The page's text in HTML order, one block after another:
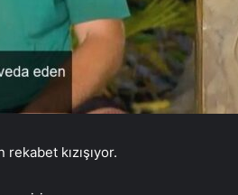
kızışıyor.